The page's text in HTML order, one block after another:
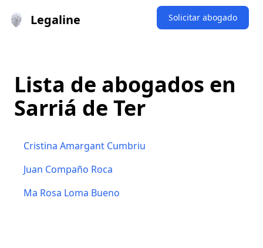
Legaline Solicitar abogado
Lista de abogados en
Sarriá de Ter
Cristina Amargant Cumbriu
Juan Compaño Roca
Ma Rosa Loma Bueno